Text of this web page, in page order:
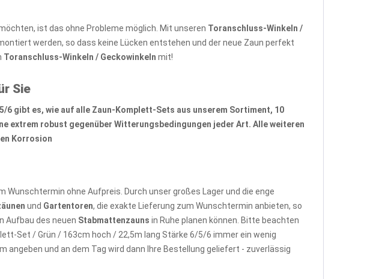
ist das ohne Probleme möglich. Mit unseren Toranschluss-Winkeln /
werden, so dass keine Lücken entstehen und der neue Zaun perfekt
Toranschluss-Winkeln / Geckowinkeln mit!
Sie
6 gibt es, wie auf alle Zaun-Komplett-Sets aus unserem Sortiment, 10
extrem robust gegenüber Witterungsbedingungen jeder Art. Alle weiteren
Korrosion
ohne Aufpreis. Durch unser großes Lager und die enge
und Gartentoren, die exakte Lieferung zum Wunschtermin anbieten, so
Aufbau des neuen Stabmattenzauns in Ruhe planen können. Bitte beachten
Set / Grün / 163cm hoch / 22,5m lang Stärke 6/5/6 immer ein wenig
und an dem Tag wird dann Ihre Bestellung geliefert - zuverlässig